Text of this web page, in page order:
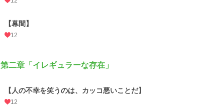
【幕間】
12
第二章「イレギュラーな存在」
【人の不幸を笑うのは、カッコ悪いことだ】
12